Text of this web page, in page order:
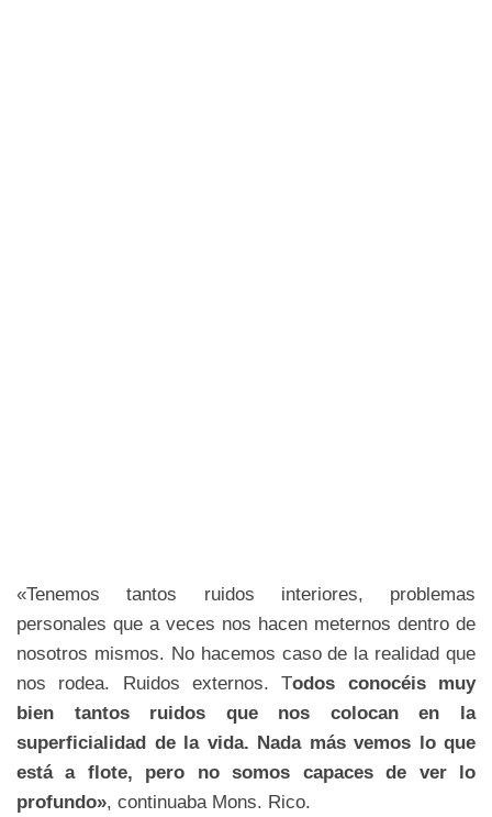
«Tenemos tantos ruidos interiores, problemas
personales que a veces nos hacen meternos dentro de
nosotros mismos. No hacemos caso de la realidad que
nos rodea. Ruidos externos. Todos conocéis muy
bien tantos ruidos que nos colocan en la
superficialidad de la vida. Nada más vemos lo que
está a flote, pero no somos capaces de ver lo
profundo», continuaba Mons. Rico.